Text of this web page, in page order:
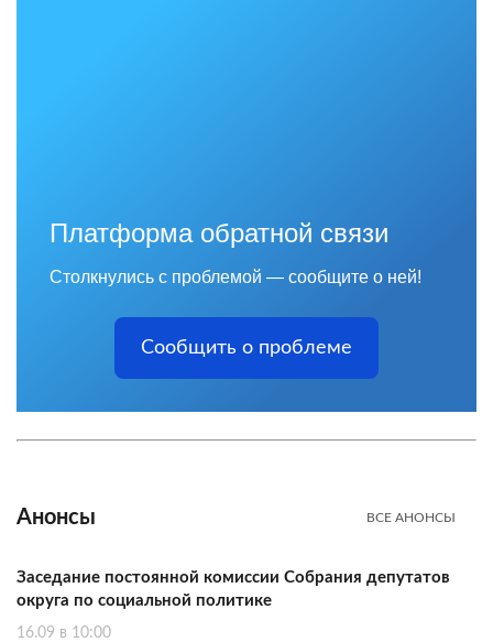
Платформа обратной связи
Столкнулись с проблемой — сообщите о ней!
Сообщить о проблеме
Анонсы ВСЕ АНОНСЫ
Заседание постоянной комиссии Собрания депутатов
округа по социальной политике
16.09 в 10:00